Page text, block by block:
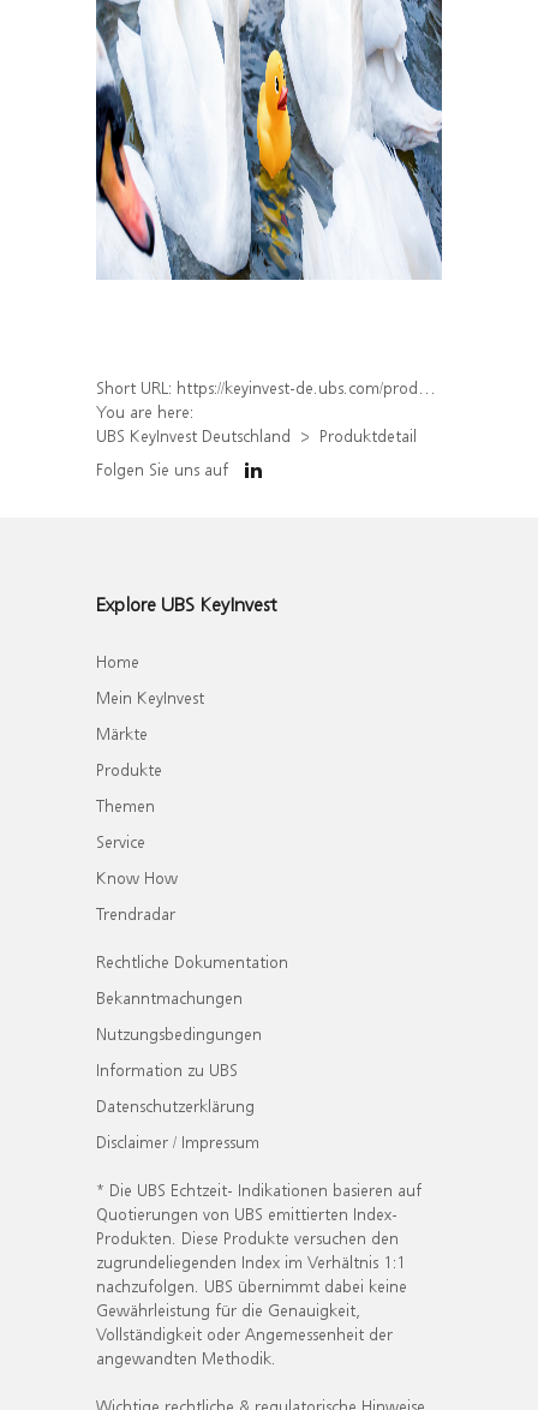
Short URL: https://keyinvest-de.ubs.com/produkt/detail/index/isin/DE000WA6QL67
You are here:
UBS KeyInvest Deutschland
Produktdetail
Folgen Sie uns auf
Explore UBS KeyInvest
Home
Mein KeyInvest
Märkte
Produkte
Themen
Service
Know How
Trendradar
Rechtliche Dokumentation
Bekanntmachungen
Nutzungsbedingungen
Information zu UBS
Datenschutzerklärung
Disclaimer / Impressum
* Die UBS Echtzeit- Indikationen basieren auf
Quotierungen von UBS emittierten Index-
Produkten. Diese Produkte versuchen den
zugrundeliegenden Index im Verhältnis 1:1
nachzufolgen. UBS übernimmt dabei keine
Gewährleistung für die Genauigkeit,
Vollständigkeit oder Angemessenheit der
angewandten Methodik.